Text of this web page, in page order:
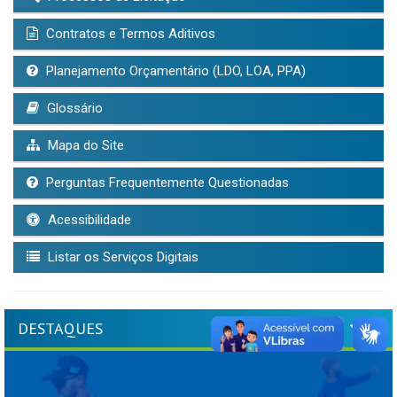
Contratos e Termos Aditivos
Planejamento Orçamentário (LDO, LOA, PPA)
Glossário
Mapa do Site
Perguntas Frequentemente Questionadas
Acessibilidade
Listar os Serviços Digitais
DESTAQUES